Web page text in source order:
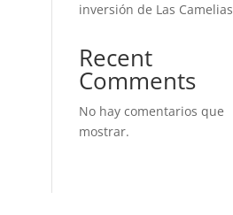
inversión de Las Camelias
Recent
Comments
No hay comentarios que
mostrar.